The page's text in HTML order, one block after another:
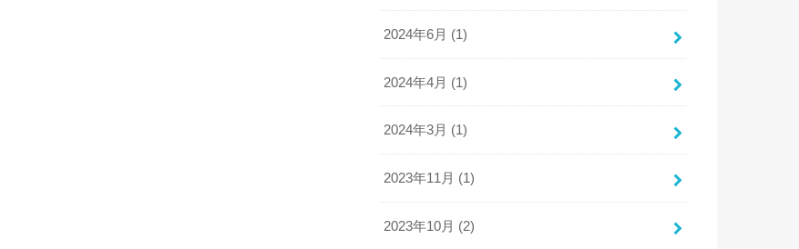
2024年6月 (1)
2024年4月 (1)
2024年3月 (1)
2023年11月 (1)
2023年10月 (2)